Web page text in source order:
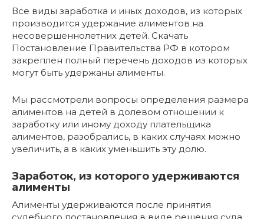
Все виды заработка и иных доходов, из которых
производится удержание алиментов на
несовершеннолетних детей. Скачать
Постановление Правительства РФ в котором
закреплен полный перечень доходов из которых
могут быть удержаны алименты.
Мы рассмотрели вопросы определения размера
алиментов на детей в долевом отношении к
заработку или иному доходу плательщика
алиментов, разобрались, в каких случаях можно
увеличить, а в каких уменьшить эту долю.
Заработок, из которого удерживаются
алименты
Алименты удерживаются после принятия